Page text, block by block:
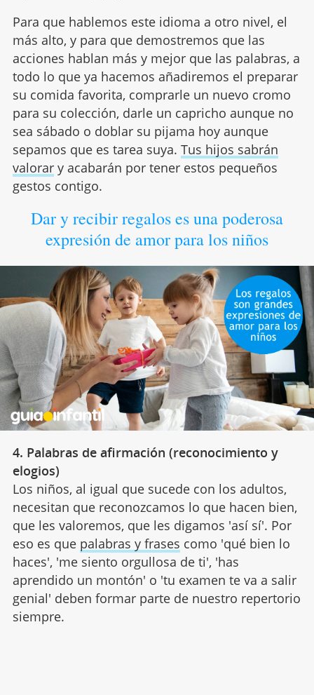
Para que hablemos este idioma a otro nivel, el
más alto, y para que demostremos que las
acciones hablan más y mejor que las palabras, a
todo lo que ya hacemos añadiremos el preparar
su comida favorita, comprarle un nuevo cromo
para su colección, darle un capricho aunque no
sea sábado o doblar su pijama hoy aunque
sepamos que es tarea suya. Tus hijos sabrán
valorary acabarán por tener estos pequeños
gestos contigo.
Dar y recibir regalos es una poderosa
expresión de amor para los niños
4. Palabras de afirmación (reconocimiento y
elogios)
Los niños, al igual que sucede con los adultos,
necesitan que reconozcamos lo que hacen bien,
que les valoremos, que les digamos 'así sí'. Por
eso es que palabras y frases como 'qué bien lo
haces', 'me siento orgullosa de ti', 'has
aprendido un montón' o 'tu examen te va a salir
genial' deben formar parte de nuestro repertorio
siempre.